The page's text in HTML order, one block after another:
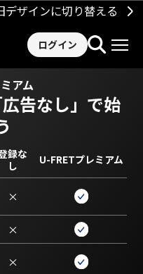
デザインに切り替える
ログイン
アム
広告なし」で始
録な
し
U-FRETプレミアム
×
×
×